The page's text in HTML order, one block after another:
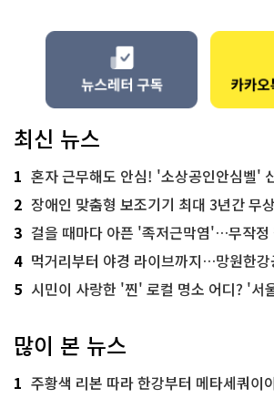
최신 뉴스
1 혼자 근무해도 안심! '소상공인안심벨'
2 장애인 맞춤형 보조기기 최대 3년간 무상 대
3 걸을 때마다 아픈 '족저근막염'…무작정 참지
4 먹거리부터 야경 라이브까지…망원한강
5 시민이 사랑한 '찐' 로컬 명소 어디? '서울
많이 본 뉴스
1 주황색 리본 따라 한강부터 메타세쿼이아 숲길까